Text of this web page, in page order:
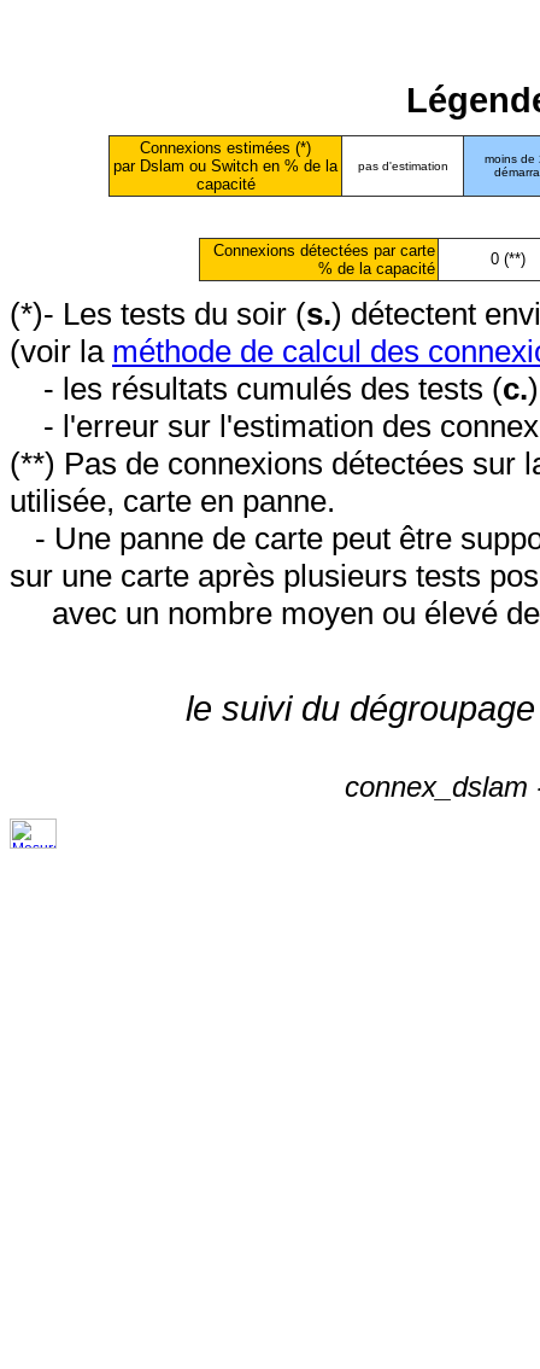
Connexions estimées (*)
par Dslam ou Switch en % de la
capacité
pas d'estimation
moins de
Connexions détectées par carte
% de la capacité
0 (**)
(*)- Les tests du soir (s.) détectent
(voir la méthode de calcul des
- les résultats cumulés des tests (c.
- l'erreur sur l'estimation des
(**) Pas de connexions détectées sur
utilisée, carte en panne.
- Une panne de carte peut être
sur une carte après plusieurs tests
avec un nombre moyen ou élevé
le suivi du
connex_dslam